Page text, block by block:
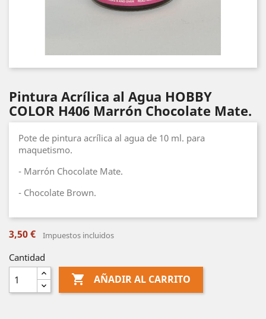
Pintura Acrílica al Agua HOBBY
COLOR H406 Marrón Chocolate Mate.
Pote de pintura acrílica al agua de 10 ml. para
maquetismo.
- Marrón Chocolate Mate.
- Chocolate Brown.
3,50 € Impuestos incluidos
Cantidad
 AÑADIR AL CARRITO